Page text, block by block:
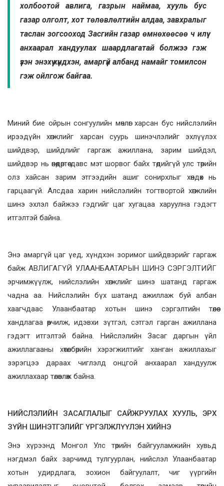
холбоотой авлига, газрын наймаа, хууль бус
газар олголт, хот төлөвлөлтийн алдаа, завхралыг
таслан зогсооход Засгийн газар өмнөхөөсөө ч илүү
анхаарал хандуулах шаардлагатай болжээ гэж
үзэн энэхүү хүндхэн, амаргүй албанд намайг томилсон
гэж ойлгож байгаа.
Миний бие ойрын сонгуулийн мөчлөг харсан бус нийслэлийн
ирээдүйн хөгжлийг харсан суурь шинэчлэлийг эхлүүлэх
шийдвэр, шийдлийг гаргаж ажиллана, зарим шийдэл,
шийдвэр нь өнөөдөртөө давс мэт шорвог байх төдийгүй улс төрийн
олз хайсан зарим этгээдийн ашиг сонирхлыг хөндөх нь
гарцаагүй. Алсдаа харин нийслэлийн тогтвортой хөгжлийн
шинэ эхлэл байжээ гэдгийг цаг хугацаа харуулна гэдэгт
итгэлтэй байна.
Энэ амаргүй цаг үед, хүндхэн зоримог шийдвэрийг гаргаж
байж АВЛИГАГҮЙ УЛААНБААТАРЫН ШИНЭ СЭРГЭЛТИЙГ
эрчимжүүлж, нийслэлийн хөгжлийг шинэ шатанд гаргаж
чадна аа. Нийслэлийн бүх шатанд ажиллаж буй албан
хаагчдаас Улаанбаатар хотын шинэ сэргэлтийн төлөө
хандлагаа өөрчилж, идэвхи зүтгэл, сэтгэл гарган ажиллана
гэдэгт итгэлтэй байна. Нийслэлийн Засаг даргын үйл
ажиллагааны хөтөлбөрийн хэрэгжилтийг ханган ажиллахыг
зэрэгцээ дараах чиглэлд онцгой анхаарал хандуулж
ажиллахаар төлөвлөж байна.
НИЙСЛЭЛИЙН ЗАСАГЛАЛЫГ САЙЖРУУЛАХ ХУУЛЬ, ЭРХ
ЗҮЙН ШИНЭТГЭЛИЙГ ҮРГЭЛЖЛҮҮЛЭН ХИЙНЭ
Энэ хүрээнд Монгол Улс төрийн байгууламжийн хувьд
нэгдмэл байх зарчимд тулгуурлан, нийслэл Улаанбаатар
хотын удирдлага, зохион байгуулалт, чиг үүргийн